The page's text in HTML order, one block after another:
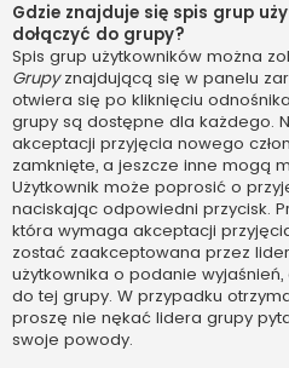
Gdzie znajduje się spis grup
dołączyć do grupy?
Spis grup użytkowników można
Grupyznajdującą się w panelu
otwiera się po kliknięciu odnośnika
grupy są dostępne dla każdego.
akceptacji przyjęcia nowego
zamknięte, a jeszcze inne mogą
Użytkownik może poprosić o
naciskając odpowiedni przycisk.
która wymaga akceptacji
zostać zaakceptowana przez
użytkownika o podanie
do tej grupy. W przypadku
proszę nie nękać lidera grupy
swoje powody.